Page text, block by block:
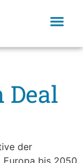
Deal
der